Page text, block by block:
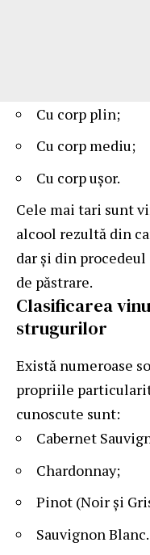
Cu corp plin;
Cu corp mediu;
Cu corp ușor.
Cele mai tari sunt
alcool rezultă din
dar și din
de păstrare.
Clasificarea
strugurilor
Există numeroase
propriile
cunoscute sunt:
Cabernet
Chardonnay;
Pinot (Noir și
Sauvignon Blanc.